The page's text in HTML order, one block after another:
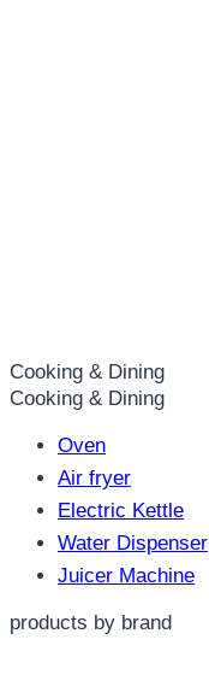
Cooking & Dining
Cooking & Dining
Oven
Air fryer
Electric Kettle
Water Dispenser
Juicer Machine
products by brand